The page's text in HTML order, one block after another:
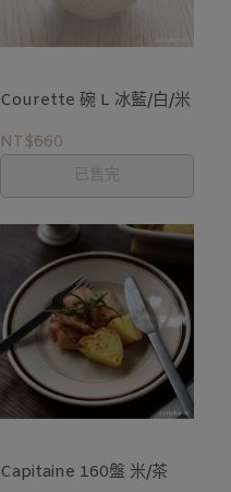
Courette 碗 L 冰藍/白/米
NT$660
已售完
Capitaine 160盤 米/茶